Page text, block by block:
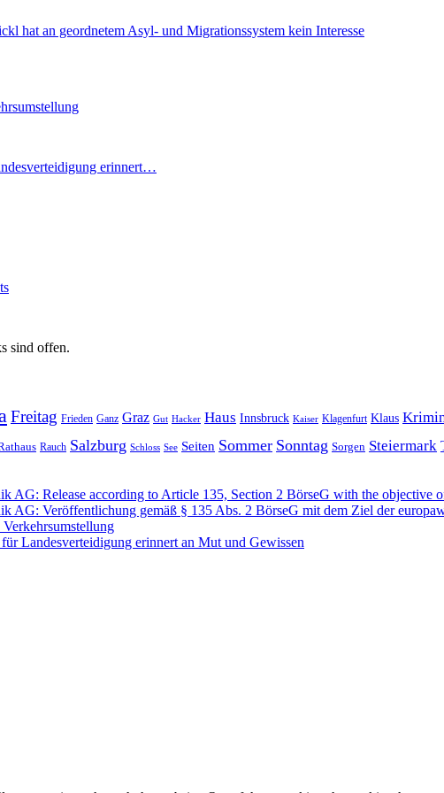
hat an geordnetem Asyl- und Migrationssystem kein Interesse
erinnert…
sind offen.
Freitag Frieden Ganz Graz Gut Hacker Haus Innsbruck Kaiser Klagenfurt Klaus
Rauch Salzburg Schloss See Seiten Sommer Sonntag Sorgen Steiermark
AG: Release according to Article 135, Section 2 BörseG with the objective
AG: Veröffentlichung gemäß § 135 Abs. 2 BörseG mit dem Ziel der
Landesverteidigung erinnert an Mut und Gewissen